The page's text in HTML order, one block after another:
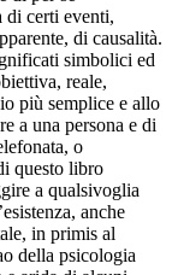
di certi eventi,
di causalità.
simbolici ed
reale,
più semplice e allo
a una persona e di
o
questo libro
a qualsivoglia
anche
in primis al
della psicologia